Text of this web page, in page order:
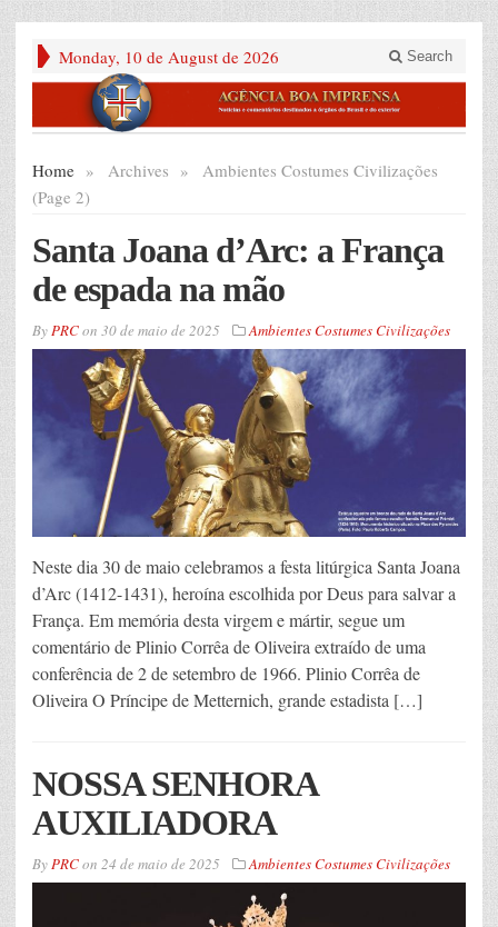
Monday, 10 de August de 2026 Search
Home » Archives »
Ambientes Costumes Civilizações
(Page 2)
Santa Joana d’Arc: a França
de espada na mão
ByPRCon 30 de maio de 2025 Ambientes Costumes Civilizações
Neste dia 30 de maio celebramos a festa litúrgica Santa Joana
d’Arc (1412-1431), heroína escolhida por Deus para salvar a
França. Em memória desta virgem e mártir, segue um
comentário de Plinio Corrêa de Oliveira extraído de uma
conferência de 2 de setembro de 1966. Plinio Corrêa de
Oliveira O Príncipe de Metternich, grande estadista […]
NOSSA SENHORA
AUXILIADORA
ByPRCon 24 de maio de 2025 Ambientes Costumes Civilizações